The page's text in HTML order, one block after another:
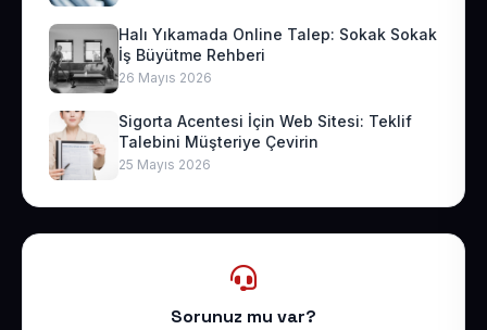
Halı Yıkamada Online Talep: Sokak Sokak
İş Büyütme Rehberi
26 Mayıs 2026
Sigorta Acentesi İçin Web Sitesi: Teklif
Talebini Müşteriye Çevirin
25 Mayıs 2026
Sorunuz mu var?